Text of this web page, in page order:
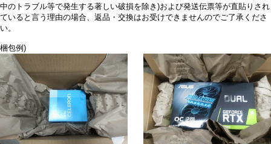
中のトラブル等で発生する著しい破損を除き)および発送伝票等が直貼りされ
ていると言う理由の場合、返品・交換はお受けできませんのでご了承くださ
い。
梱包例)